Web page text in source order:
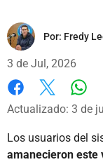
Por: Fredy
3 de Jul, 2026
Facebook
X
Actualizado: 3 de
Los usuarios del
amanecieron este